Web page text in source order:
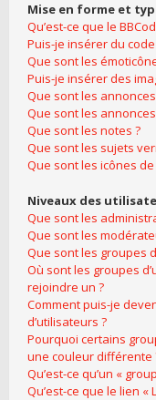
Mise en forme et
Qu’est-ce que le
Puis-je insérer du code
Que sont les
Puis-je insérer des
Que sont les
Que sont les
Que sont les notes ?
Que sont les sujets
Que sont les icônes
Niveaux des
Que sont les
Que sont les
Que sont les groupes
Où sont les groupes
rejoindre un ?
Comment puis-je
d’utilisateurs ?
Pourquoi certains
une couleur différente
Qu’est-ce qu’un «
Qu’est-ce que le lien «